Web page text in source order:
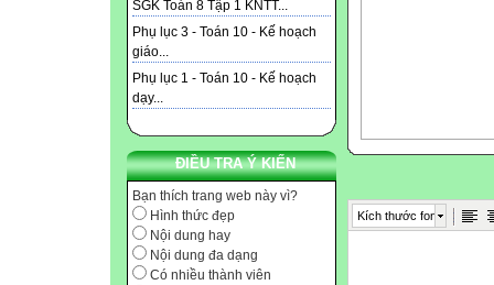
SGK Toán 8 Tập 1 KNTT...
Phụ lục 3 - Toán 10 - Kế hoạch
giáo...
Phụ lục 1 - Toán 10 - Kế hoạch
dạy...
ĐIỀU TRA Ý KIẾN
Bạn thích trang web này vì?
Hình thức đẹp
Nội dung hay
Nội dung đa dạng
Có nhiều thành viên
Kích thước font